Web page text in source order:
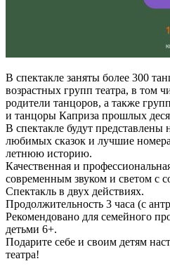
В спектакле заняты более 300
возрастных групп театра, в том
родители танцоров, а также
и танцоры Каприза прошлых
В спектакле будут
любимых сказок и лучшие
летнюю историю.
Качественная и
современным звуком и светом с
Спектакль в двух действиях.
Продолжительность 3 часа (с
Рекомендовано для семейного
детьми 6+.
Подарите себе и своим детям
театра!